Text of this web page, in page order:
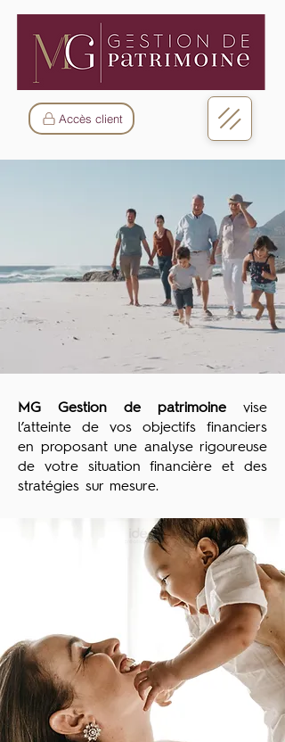
Accès client
MG Gestion de patrimoine vise
l’atteinte de vos objectifs financiers
en proposant une analyse rigoureuse
de votre situation financière et des
stratégies sur mesure.